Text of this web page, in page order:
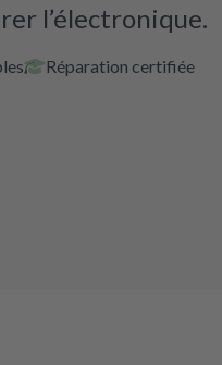
l’électronique.
Réparation certifiée